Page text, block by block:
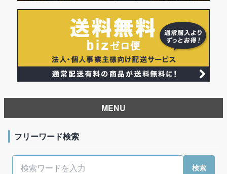
MENU
フリーワード検索